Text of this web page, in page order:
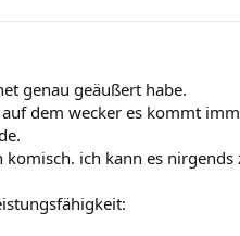
genau geäußert habe.
dem wecker es kommt
ich kann es nirgends